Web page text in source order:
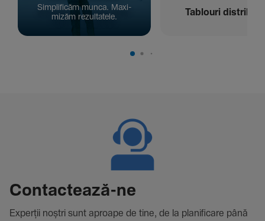
Simpli­ficăm munca. Maxi­
mizăm rezul­ta­tele.
Tablouri
Contac­tează-ne
Experții noștri sunt aproape de tine, de la plani­fi­care până